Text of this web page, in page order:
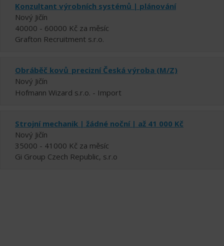
Konzultant výrobních systémů | plánování
Nový Jičín
40000 - 60000 Kč za měsíc
Grafton Recruitment s.r.o.
Obráběč kovů_precizní Česká výroba (M/Z)
Nový Jičín
Hofmann Wizard s.r.o. - Import
Strojní mechanik | žádné noční | až 41 000 Kč
Nový Jičín
35000 - 41000 Kč za měsíc
Gi Group Czech Republic, s.r.o